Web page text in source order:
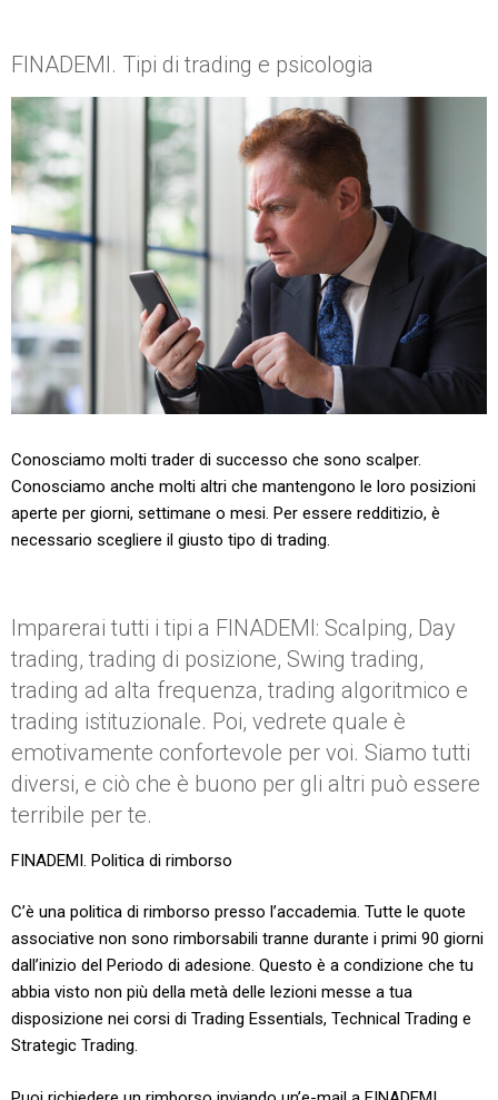
FINADEMI. Tipi di trading e psicologia
Conosciamo molti trader di successo che sono scalper.
Conosciamo anche molti altri che mantengono le loro posizioni
aperte per giorni, settimane o mesi. Per essere redditizio, è
necessario scegliere il giusto tipo di trading.
Imparerai tutti i tipi a FINADEMI: Scalping, Day
trading, trading di posizione, Swing trading,
trading ad alta frequenza, trading algoritmico e
trading istituzionale. Poi, vedrete quale è
emotivamente confortevole per voi. Siamo tutti
diversi, e ciò che è buono per gli altri può essere
terribile per te.
FINADEMI. Politica di rimborso
C’è una politica di rimborso presso l’accademia. Tutte le quote
associative non sono rimborsabili tranne durante i primi 90 giorni
dall’inizio del Periodo di adesione. Questo è a condizione che tu
abbia visto non più della metà delle lezioni messe a tua
disposizione nei corsi di Trading Essentials, Technical Trading e
Strategic Trading.